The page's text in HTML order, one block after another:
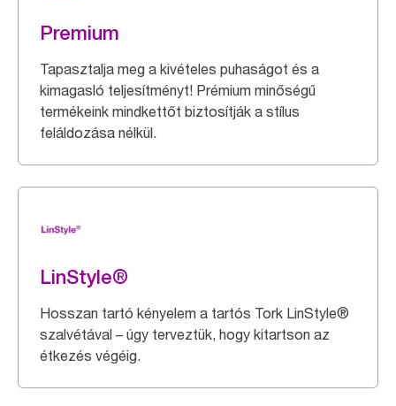
Premium
Tapasztalja meg a kivételes puhaságot és a
kimagasló teljesítményt! Prémium minőségű
termékeink mindkettőt biztosítják a stílus
feláldozása nélkül.
LinStyle®
Hosszan tartó kényelem a tartós Tork LinStyle®
szalvétával – úgy terveztük, hogy kitartson az
étkezés végéig.